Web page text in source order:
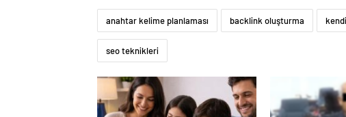
anahtar kelime planlaması backlink oluşturma
seo teknikleri